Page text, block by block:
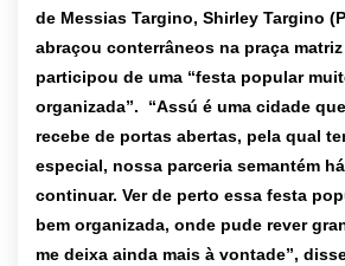
de Messias Targino, Shirley Targino
abraçou conterrâneos na praça
participou de uma “festa popular
organizada”. “Assú é uma cidade
recebe de portas abertas, pela qual
especial, nossa parceria semantém
continuar. Ver de perto essa festa
bem organizada, onde pude rever
me deixa ainda mais à vontade”,